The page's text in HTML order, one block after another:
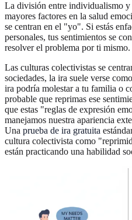
La división entre individualismo y
mayores factores en la salud
se centran en el "yo". Si estás
personales, tus sentimientos se
resolver el problema por ti mismo.
Las culturas colectivistas se
sociedades, la ira suele verse
ira podría molestar a tu familia o
probable que reprimas ese
que estas "reglas de expresión
manejamos nuestra apariencia
Una prueba de ira gratuita
cultura colectivista como
están practicando una habilidad